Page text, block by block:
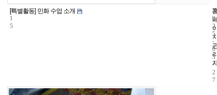
3
1
5
[특별활동] 민화 수업 소개 5
2
0
2
5
-
0
3
-
2
7